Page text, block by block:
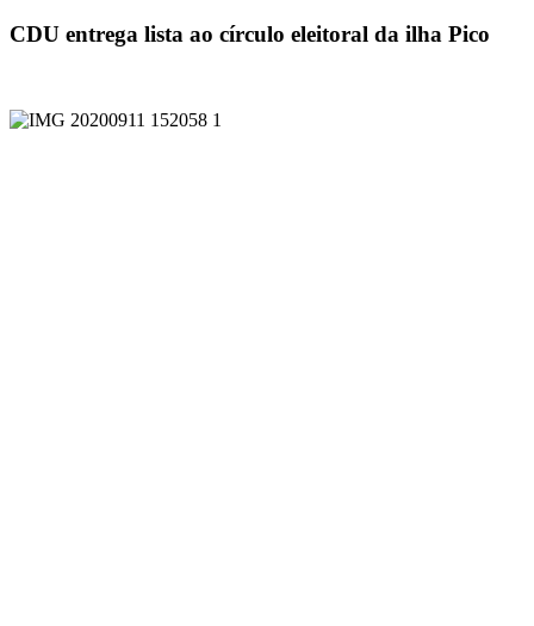
CDU entrega lista ao círculo eleitoral da ilha Pico